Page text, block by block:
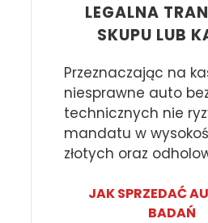
LEGALNA
SKUPU LUB
Przeznaczając na
niesprawne auto
technicznych nie
mandatu w
złotych oraz
JAK SPRZEDAĆ
BADAŃ